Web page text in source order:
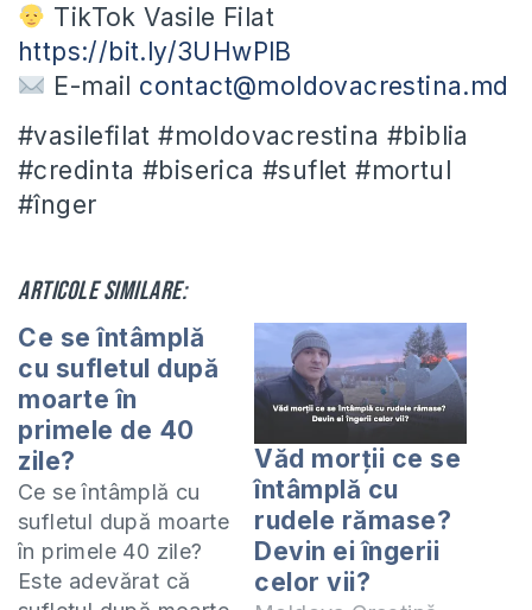
TikTok Vasile Filat
https://bit.ly/3UHwPlB
E-mail contact@moldovacrestina.md
#vasilefilat #moldovacrestina #biblia
#credinta #biserica #suflet #mortul
#înger
Articole similare:
Ce se întâmplă
cu sufletul după
moarte în
primele de 40
zile?
Ce se întâmplă cu
sufletul după moarte
în primele 40 zile?
Este adevărat că
Văd morții ce se
întâmplă cu
rudele rămase?
Devin ei îngerii
celor vii?